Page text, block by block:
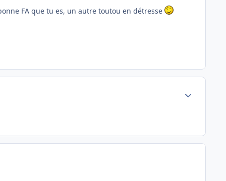
FA que tu es, un autre toutou en détresse